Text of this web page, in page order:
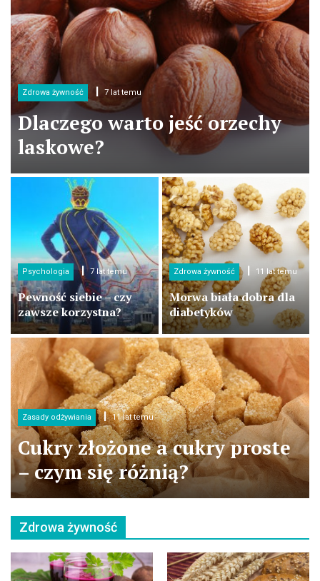
Zdrowa żywność 7 lat temu
Dlaczego warto jeść orzechy
laskowe?
Psychologia 7 lat temu
Pewność siebie – czy
zawsze korzystna?
Zdrowa żywność 11 lat temu
Morwa biała dobra dla
diabetyków
Zasady odżywiania 11 lat temu
Cukry złożone a cukry proste
– czym się różnią?
Zdrowa żywność